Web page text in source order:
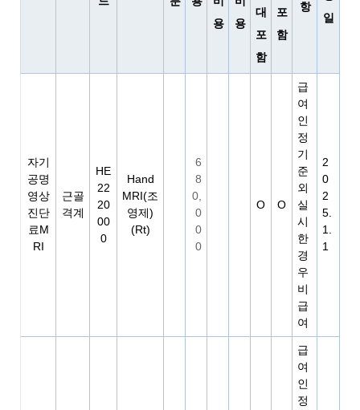
항
일
용
용
대
포
함
포
함
자기
공명
영상
진단
료M
RI
근골
격계
HE
22
20
00
0
Hand
MRI(조
영제)
(Rt)
6
8
0,
0
0
0
O O
급
여
인
정
기
준
외
실
시
한
경
우
비
급
여
2
0
2
5.
1.
1
급
여
인
정